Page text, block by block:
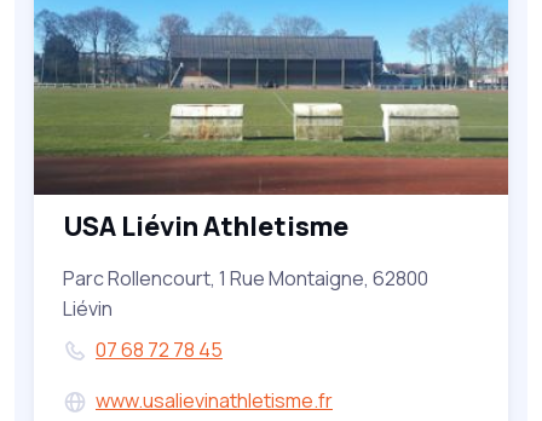
USA Liévin Athletisme
Parc Rollencourt, 1 Rue Montaigne, 62800
Liévin
07 68 72 78 45
www.usalievinathletisme.fr